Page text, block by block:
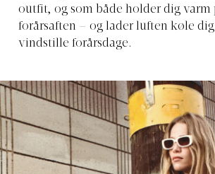
outfit, og som både holder dig varm
forårsaften – og lader luften køle dig
vindstille forårsdage.